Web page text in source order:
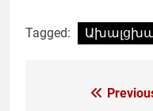
Tagged: